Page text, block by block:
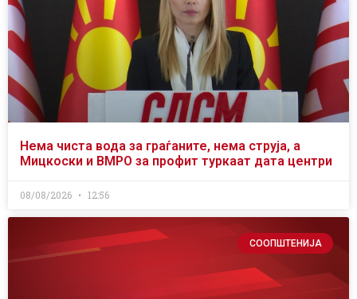
Нема чиста вода за граѓаните, нема струја, а
Мицкоски и ВМРО за профит туркаат дата центри
08/08/2026 12:56
СООПШТЕНИЈА